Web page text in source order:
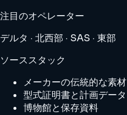
注目のオペレーター
デルタ · 北西部 · SAS · 東部
ソーススタック
メーカーの伝統的な素材
型式証明書と計画データ
博物館と保存資料